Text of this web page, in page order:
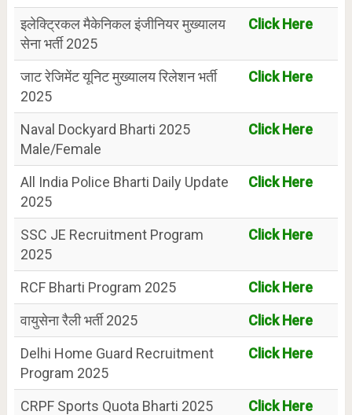
इलेक्ट्रिकल मैकेनिकल इंजीनियर मुख्यालय
सेना भर्ती 2025
Click Here
जाट रेजिमेंट यूनिट मुख्यालय रिलेशन भर्ती
2025
Click Here
Naval Dockyard Bharti 2025
Male/Female
Click Here
All India Police Bharti Daily Update
2025
Click Here
SSC JE Recruitment Program
2025
Click Here
RCF Bharti Program 2025
Click Here
वायुसेना रैली भर्ती 2025
Click Here
Delhi Home Guard Recruitment
Program 2025
Click Here
CRPF Sports Quota Bharti 2025
Click Here